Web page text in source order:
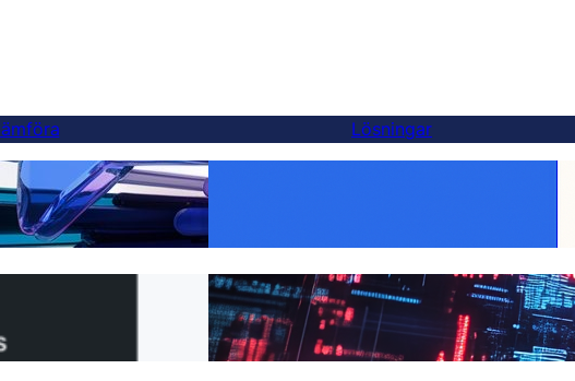
bättre Weglot-alternativ — och
på 5 minuter
Lösningar
Möjliggör enkel webbplatsöversättning för
kunder